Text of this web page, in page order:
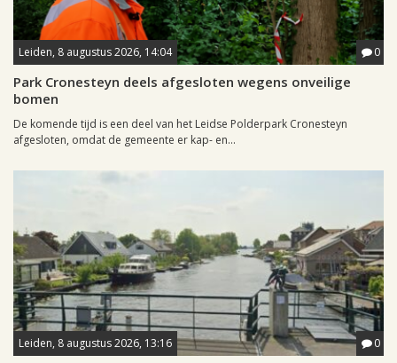
Leiden, 8 augustus 2026, 14:04 0
Park Cronesteyn deels afgesloten wegens onveilige
bomen
De komende tijd is een deel van het Leidse Polderpark Cronesteyn
afgesloten, omdat de gemeente er kap- en...
Leiden, 8 augustus 2026, 13:16 0